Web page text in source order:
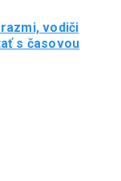
vodiči
s časovou